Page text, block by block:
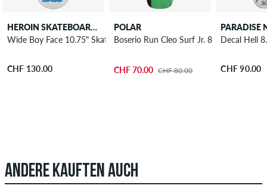
HEROIN SKATEBOARDS
Wide Boy Face 10.75" Skateboard Deck
CHF 130.00
POLAR
Boserio Run Cleo Surf Jr. 8.75"
CHF 70.00 CHF 80.00
PARADISE
Decal Hell
CHF 90.00
ANDERE KAUFTEN AUCH